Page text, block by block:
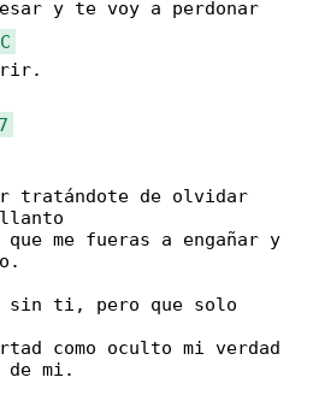
y te voy a perdonar
C
tratándote de olvidar
llanto
que me fueras a engañar y
sin ti, pero que solo
como oculto mi verdad
de mi.